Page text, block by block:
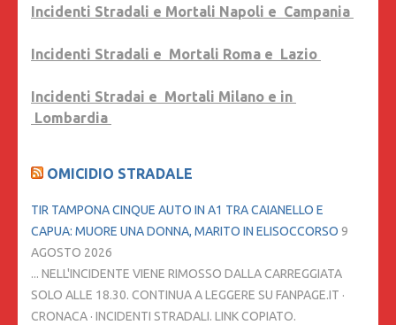
Incidenti Stradali e Mortali Napoli e Campania
Incidenti Stradali e Mortali Roma e Lazio
Incidenti Stradai e Mortali Milano e in
Lombardia
OMICIDIO STRADALE
TIR TAMPONA CINQUE AUTO IN A1 TRA CAIANELLO E
CAPUA: MUORE UNA DONNA, MARITO IN ELISOCCORSO 9
AGOSTO 2026
... NELL'INCIDENTE VIENE RIMOSSO DALLA CARREGGIATA
SOLO ALLE 18.30. CONTINUA A LEGGERE SU FANPAGE.IT ·
CRONACA · INCIDENTI STRADALI. LINK COPIATO.